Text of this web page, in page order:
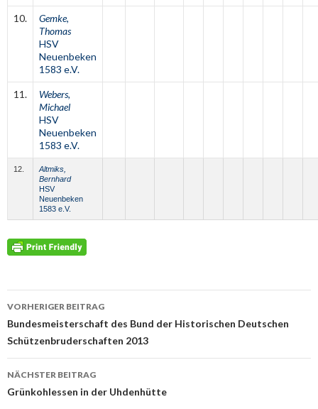
10.
Gemke,
Thomas
HSV
Neuenbeken
1583 e.V.
11.
Webers,
Michael
HSV
Neuenbeken
1583 e.V.
12.
Altmiks,
Bernhard
HSV
Neuenbeken
1583 e.V.
Beitrags-
Navigation
VORHERIGER BEITRAG
Bundesmeisterschaft des Bund der Historischen Deutschen
Schützenbruderschaften 2013
NÄCHSTER BEITRAG
Grünkohlessen in der Uhdenhütte